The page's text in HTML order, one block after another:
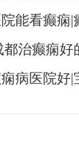
能看癫痫
都治癫痫
病医院好